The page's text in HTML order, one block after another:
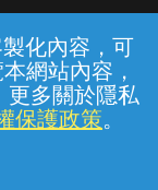
化內容，可
網站內容，
更多關於隱私
保護政策。
隱私權保護
分公司